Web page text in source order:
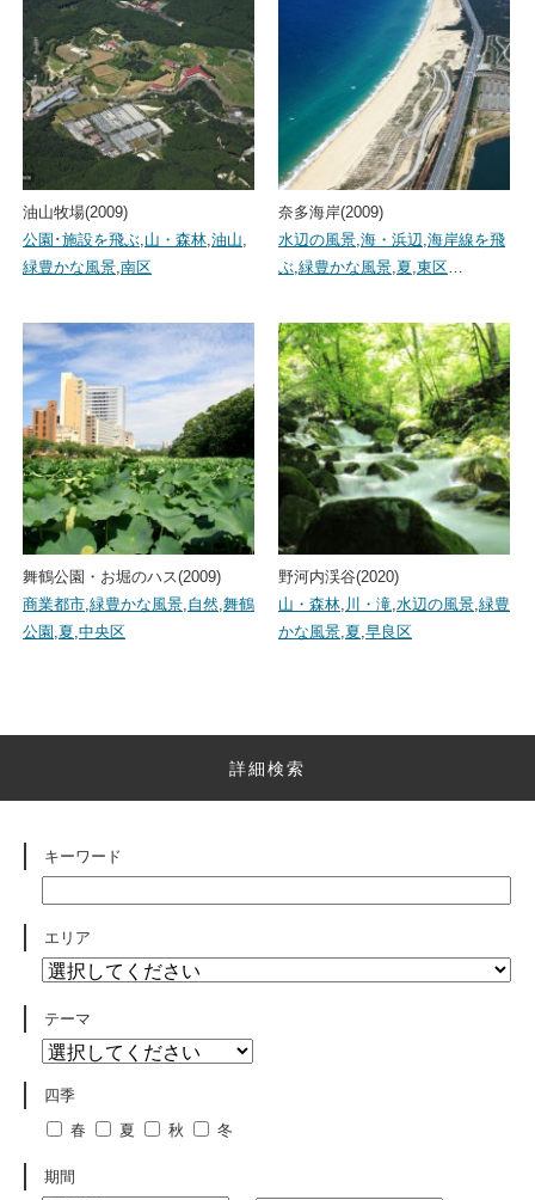
油山牧場(2009)
公園･施設を飛ぶ,山・森林,油山,
緑豊かな風景,南区
奈多海岸(2009)
水辺の風景,海・浜辺,海岸線を飛
ぶ,緑豊かな風景,夏,東区…
舞鶴公園・お堀のハス(2009)
商業都市,緑豊かな風景,自然,舞鶴
公園 ,夏,中央区
野河内渓谷(2020)
山・森林, 川・滝,水辺の風景,緑豊
かな風景,夏,早良区
詳細検索
キーワード
エリア
テーマ
四季
春
夏 秋 冬
期間